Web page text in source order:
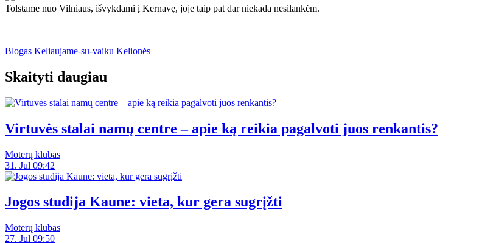
Tolstame nuo Vilniaus, išvykdami į Kernavę, joje taip pat dar niekada nesilankėm.
Blogas Keliaujame-su-vaiku Kelionės
Skaityti daugiau
Virtuvės stalai namų centre – apie ką reikia pagalvoti juos renkantis?
Moterų klubas
31. Jul 09:42
Jogos studija Kaune: vieta, kur gera sugrįžti
Moterų klubas
27. Jul 09:50